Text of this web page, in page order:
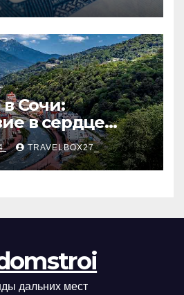
Сочи:
в сердце
курорта
TRAVELBOX27_
дальних мест